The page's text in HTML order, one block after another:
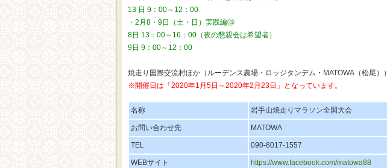
13 日 9：00～12：00
・2月8・9日（土・日）実践編Ⓑ
8日 13：00～16：00（夜の懇親会は希望者）
9日 9：00～12：00
焼走り国際交流村ほか（ルーデンス農場・ロッジタンデム・MATOWA（松尾））
※開催日は「2020年1月5日～2020年2月23日」となっています。
名称 岩手山焼走りマラソン全国大会
お問い合わせ先 MATOWA
TEL 090-8017-1557
WEBサイト https://www.facebook.com/matowa88